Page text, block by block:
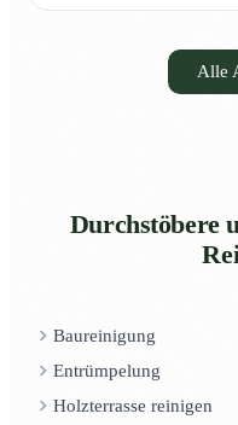
Alle
Durchstöbere
Baureinigung
Entrümpelung
Holzterrasse reinigen